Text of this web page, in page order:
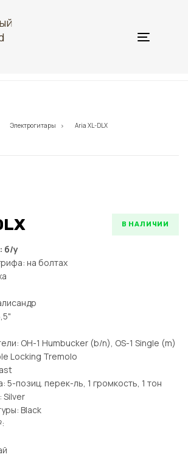
Меню
Электрогитары Aria XL-DLX
В НАЛИЧИИ
б/у
на болтах
OH-1 Humbucker (b/n), OS-1 Single (m)
Locking Tremolo
5-позиц. перек-ль, 1 громкость, 1 тон
Silver
Black